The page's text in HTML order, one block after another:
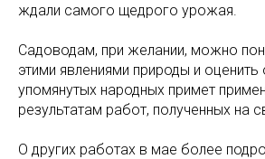
ждали самого щедрого урожая.
Садоводам, при желании, можно
этими явлениями природы и
упомянутых народных примет
результатам работ, полученных на
О других работах в мае более